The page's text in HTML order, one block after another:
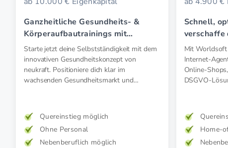
Ganzheitliche Gesundheits- &
Körperaufbautrainings mit
Elektromyostimulation (EMS).
Starte jetzt deine Selbstständigkeit mit dem
innovativen Gesundheitskonzept von
neukraft. Positioniere dich klar im
wachsenden Gesundheitsmarkt und
präventiv und therapeutisch mit
medizinischer EMS. Für mehr Kraft, weniger
Schmerz und spürbar mehr Lebensfreude.
Mehr Wirkung. Klare Zielgruppe. Starkes
Quereinstieg möglich
Ohne Personal
Nebenberuflich möglich
Schnell,
verschaffe
perfekte
Mit Worldsoft
Internet-
Online-
DSGVO-
Home-